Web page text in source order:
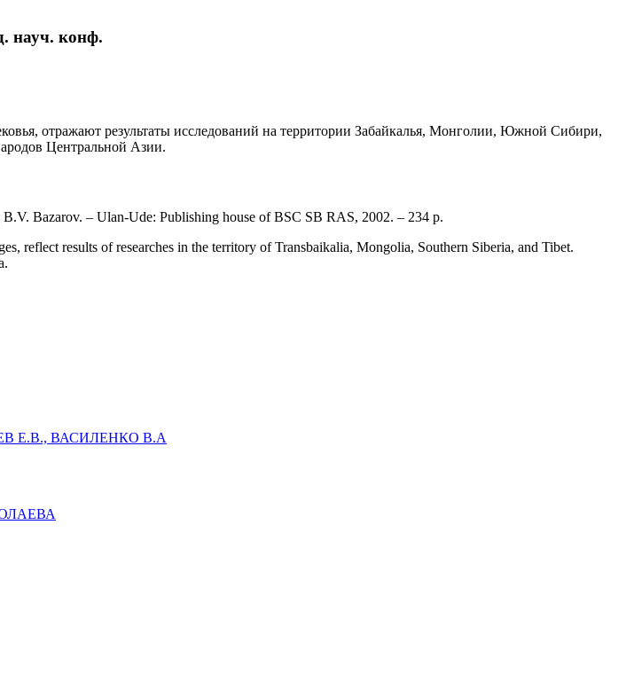
науч. конф.
отражают результаты исследований на территории Забайкалья, Монголии, Южной Сибири,
Центральной Азии.
Bazarov. – Ulan-Ude: Publishing house of BSC SB RAS, 2002. – 234 p.
reflect results of researches in the territory of Transbaikalia, Mongolia, Southern Siberia, and Tibet.
Е.В., ВАСИЛЕНКО В.А